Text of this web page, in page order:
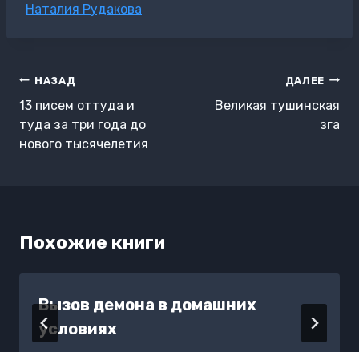
Метки
Наталия Рудакова
Навигация
по
записям
НАЗАД
13 писем оттуда и
туда за три года до
нового тысячелетия
ДАЛЕЕ
Великая тушинская
зга
Похожие книги
Вызов демона в домашних
условиях